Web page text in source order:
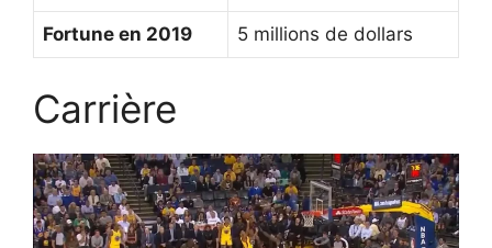
Fortune en 2019 5 millions de dollars
Carrière